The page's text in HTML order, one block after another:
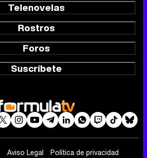
Telenovelas
Rostros
Foros
Suscríbete
Aviso Legal
Política de privacidad